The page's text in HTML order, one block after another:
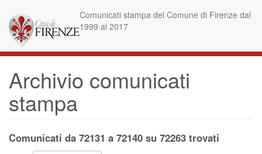
contenuto
principale
Comunicati stampa del Comune di Firenze dal
1999 al 2017
Archivio comunicati
stampa
Comunicati da 72131 a 72140 su 72263 trovati